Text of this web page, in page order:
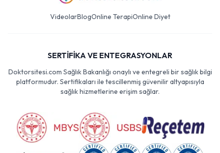
VideolarBlogOnline TerapiOnline Diyet
SERTİFİKA VE ENTEGRASYONLAR
Doktorsitesi.com Sağlık Bakanlığı onaylı ve entegreli bir sağlık bilgi
platformudur. Sertifikaları ile tescillenmiş güvenilir altyapısıyla
sağlık hizmetlerine erişim sağlar.